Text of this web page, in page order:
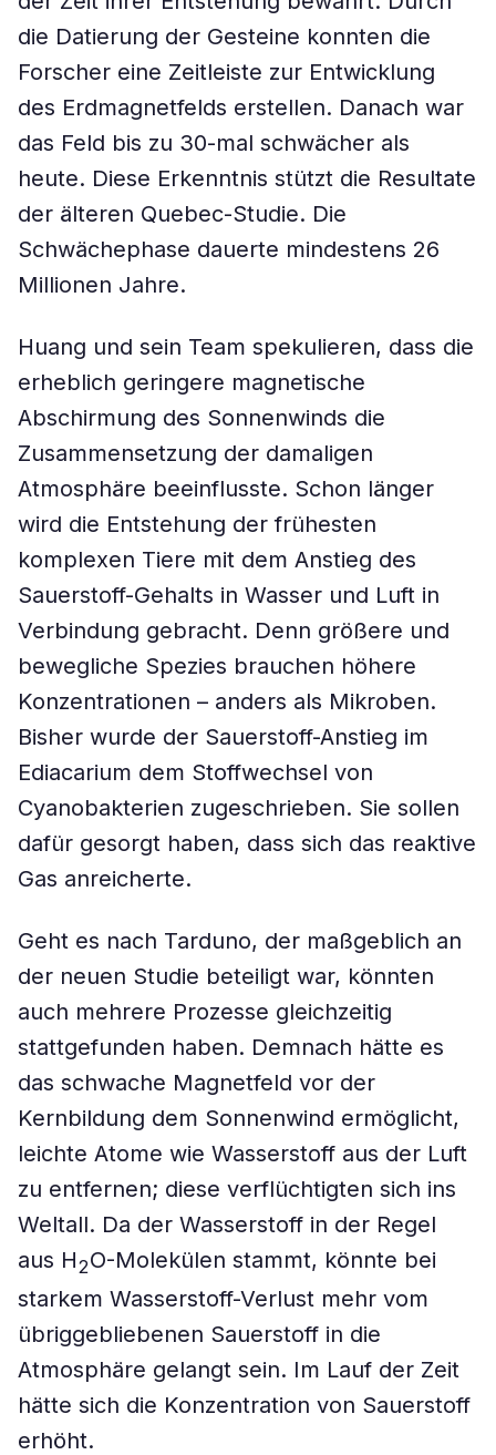
die Datierung der Gesteine konnten die
Forscher eine Zeitleiste zur Entwicklung
des Erdmagnetfelds erstellen. Danach war
das Feld bis zu 30-mal schwächer als
heute. Diese Erkenntnis stützt die Resultate
der älteren Quebec-Studie. Die
Schwächephase dauerte mindestens 26
Millionen Jahre.
Huang und sein Team spekulieren, dass die
erheblich geringere magnetische
Abschirmung des Sonnenwinds die
Zusammensetzung der damaligen
Atmosphäre beeinflusste. Schon länger
wird die Entstehung der frühesten
komplexen Tiere mit dem Anstieg des
Sauerstoff-Gehalts in Wasser und Luft in
Verbindung gebracht. Denn größere und
bewegliche Spezies brauchen höhere
Konzentrationen – anders als Mikroben.
Bisher wurde der Sauerstoff-Anstieg im
Ediacarium dem Stoffwechsel von
Cyanobakterien zugeschrieben. Sie sollen
dafür gesorgt haben, dass sich das reaktive
Gas anreicherte.
Geht es nach Tarduno, der maßgeblich an
der neuen Studie beteiligt war, könnten
auch mehrere Prozesse gleichzeitig
stattgefunden haben. Demnach hätte es
das schwache Magnetfeld vor der
Kernbildung dem Sonnenwind ermöglicht,
leichte Atome wie Wasserstoff aus der Luft
zu entfernen; diese verflüchtigten sich ins
Weltall. Da der Wasserstoff in der Regel
aus H2O-Molekülen stammt, könnte bei
starkem Wasserstoff-Verlust mehr vom
übriggebliebenen Sauerstoff in die
Atmosphäre gelangt sein. Im Lauf der Zeit
hätte sich die Konzentration von Sauerstoff
erhöht.